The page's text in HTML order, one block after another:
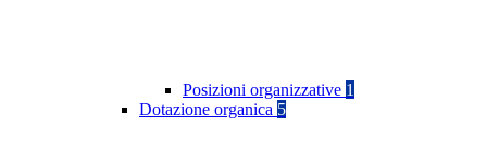
Posizioni organizzative 1
Dotazione organica 5